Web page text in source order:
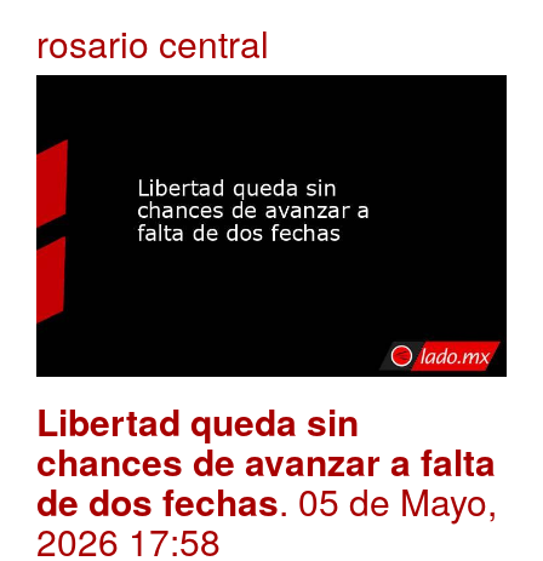
rosario central
Libertad queda sin
chances de avanzar a falta
de dos fechas. 05 de Mayo,
2026 17:58